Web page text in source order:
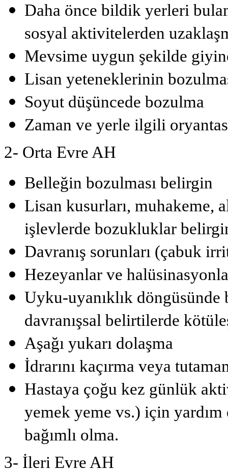
Daha önce bildik yerleri
sosyal aktivitelerden
Mevsime uygun şekilde
Lisan yeteneklerinin
Soyut düşüncede bozulma
Zaman ve yerle ilgili
2- Orta Evre AH
Belleğin bozulması belirgin
Lisan kusurları, muhakeme,
işlevlerde bozukluklar
Davranış sorunları (çabuk
Hezeyanlar ve
Uyku-uyanıklık
davranışsal belirtilerde
Aşağı yukarı dolaşma
İdrarını kaçırma veya
Hastaya çoğu kez günlük
yemek yeme vs.) için
bağımlı olma.
3- İleri Evre AH